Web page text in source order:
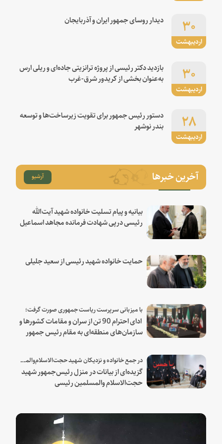
اردیبهشت
۳۰ دیدار روسای جمهور ایران و آذربایجان
اردیبهشت
۳۰
بازدید دکتر رئیسی از پروژه ترانزیتی جاده‌ای و ریلی ارس
به‌عنوان بخشی از کریدور شرق-غرب
اردیبهشت
۲۸
دستور رئیس جمهور برای تقویت زیرساخت‌ها و توسعه
بندر نوشهر
آخرین خبرها آرشیو
بیانیه و پیام تسلیت خانواده شهید آیت‌الله
رئیسی درپی شهادت فرمانده مجاهد اسماعیل
حمایت خانواده شهید رئیسی از سعید جلیلی
با میزبانی سرپرست ریاست جمهوری صورت گرفت؛
ادای احترام 90 تن از سران و مقامات کشورها و
سازمان‌های منطقه‌ای به مقام رئیس جمهور
در جمع خانواده و نزدیکان شهید حجت‌الاسلام‌والمسلمین رئیسی:
گزیده‌ای از بیانات در منزل رئیس‌جمهور شهید
حجت‌الاسلام والمسلمین رئیسی